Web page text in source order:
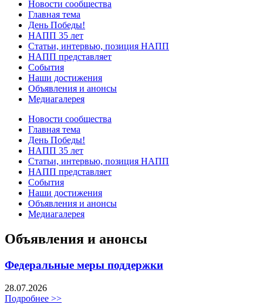
Новости сообщества
Главная тема
День Победы!
НАПП 35 лет
Статьи, интервью, позиция НАПП
НАПП представляет
События
Наши достижения
Объявления и анонсы
Медиагалерея
Новости сообщества
Главная тема
День Победы!
НАПП 35 лет
Статьи, интервью, позиция НАПП
НАПП представляет
События
Наши достижения
Объявления и анонсы
Медиагалерея
Объявления и анонсы
Федеральные меры поддержки
28.07.2026
Подробнее >>